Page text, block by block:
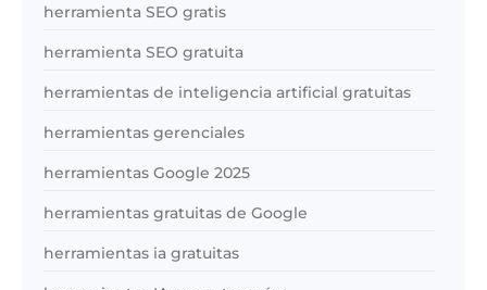
herramienta SEO gratis
herramienta SEO gratuita
herramientas de inteligencia artificial gratuitas
herramientas gerenciales
herramientas Google 2025
herramientas gratuitas de Google
herramientas ia gratuitas